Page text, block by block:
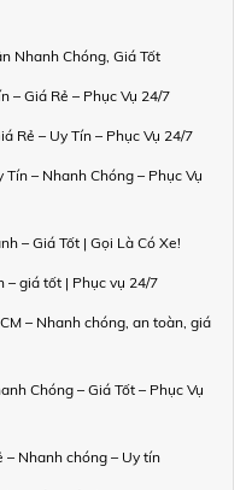
Nhanh Chóng, Giá Tốt
– Giá Rẻ – Phục Vụ 24/7
Rẻ – Uy Tín – Phục Vụ 24/7
– Nhanh Chóng – Phục Vụ
– Giá Tốt | Gọi Là Có Xe!
– giá tốt | Phục vụ 24/7
– Nhanh chóng, an toàn, giá
Chóng – Giá Tốt – Phục Vụ
– Nhanh chóng – Uy tín